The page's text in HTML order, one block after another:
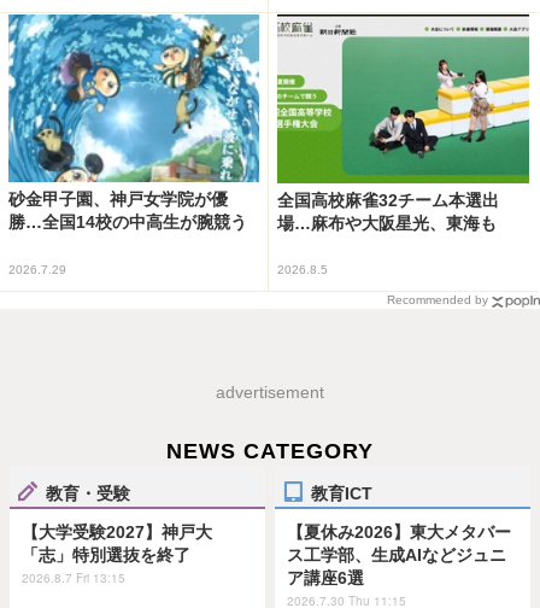
砂金甲子園、神戸女学院が優
勝…全国14校の中高生が腕競う
2026.7.29
全国高校麻雀32チーム本選出
場…麻布や大阪星光、東海も
2026.8.5
Recommended by
advertisement
NEWS CATEGORY
教育・受験
【大学受験2027】神戸大
「志」特別選抜を終了
2026.8.7 Fri 13:15
教育ICT
【夏休み2026】東大メタバー
ス工学部、生成AIなどジュニ
ア講座6選
2026.7.30 Thu 11:15